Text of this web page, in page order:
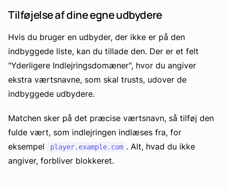
Tilføjelse af dine egne udbydere
Hvis du bruger en udbyder, der ikke er på den
indbyggede liste, kan du tillade den. Der er et felt
"Yderligere Indlejringsdomæner", hvor du angiver
ekstra værtsnavne, som skal trusts, udover de
indbyggede udbydere.
Matchen sker på det præcise værtsnavn, så tilføj den
fulde vært, som indlejringen indlæses fra, for
eksempel
player.example.com . Alt, hvad du ikke
angiver, forbliver blokkeret.